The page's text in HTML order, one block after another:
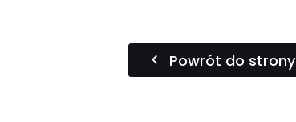
Powrót do strony